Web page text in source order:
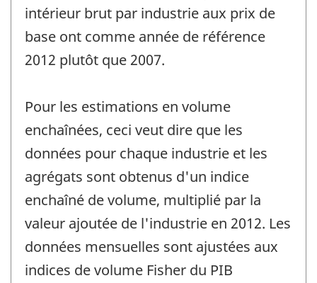
-
intérieur brut par industrie aux prix de
base ont comme année de référence
2012 plutôt que 2007.
Pour les estimations en volume
enchaînées, ceci veut dire que les
données pour chaque industrie et les
agrégats sont obtenus d'un indice
enchaîné de volume, multiplié par la
valeur ajoutée de l'industrie en 2012. Les
données mensuelles sont ajustées aux
indices de volume Fisher du PIB